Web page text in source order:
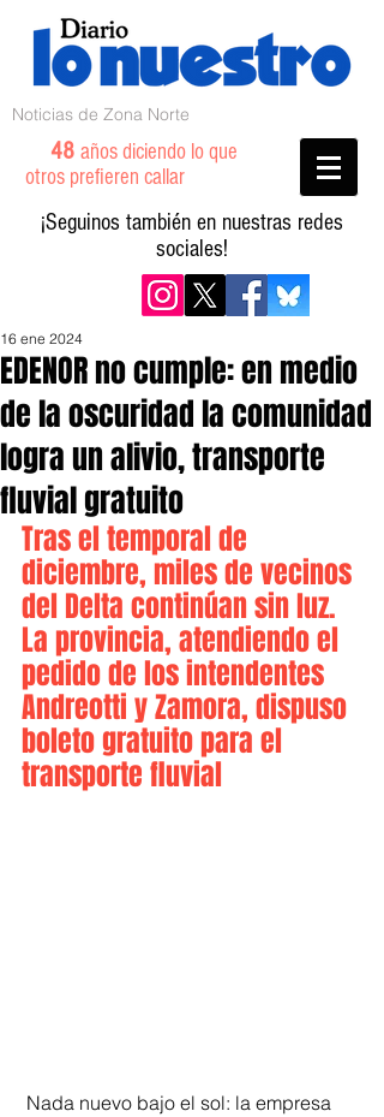
Noticias de Zona Norte
48 años diciendo lo que
otros prefieren callar
¡Seguinos también en nuestras redes
sociales!
EDENOR no cumple: en medio
de la oscuridad la comunidad
logra un alivio, transporte
fluvial gratuito
16 ene 2024
Tras el temporal de
diciembre, miles de vecinos
del Delta continúan sin luz.
La provincia, atendiendo el
pedido de los intendentes
Andreotti y Zamora, dispuso
boleto gratuito para el
transporte fluvial
Nada nuevo bajo el sol: la empresa